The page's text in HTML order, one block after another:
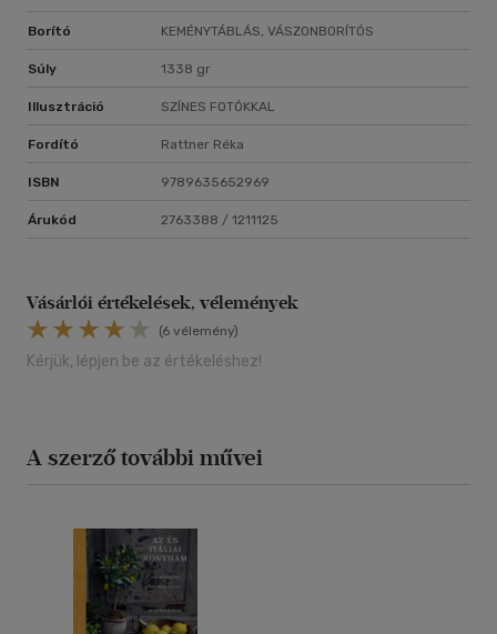
Borító KEMÉNYTÁBLÁS, VÁSZONBORÍTÓS
Súly 1338 gr
Illusztráció SZÍNES FOTÓKKAL
Fordító Rattner Réka
ISBN 9789635652969
Árukód 2763388 / 1211125
Vásárlói értékelések, vélemények
(6 vélemény)
Kérjük, lépjen be az értékeléshez!
A szerző további művei